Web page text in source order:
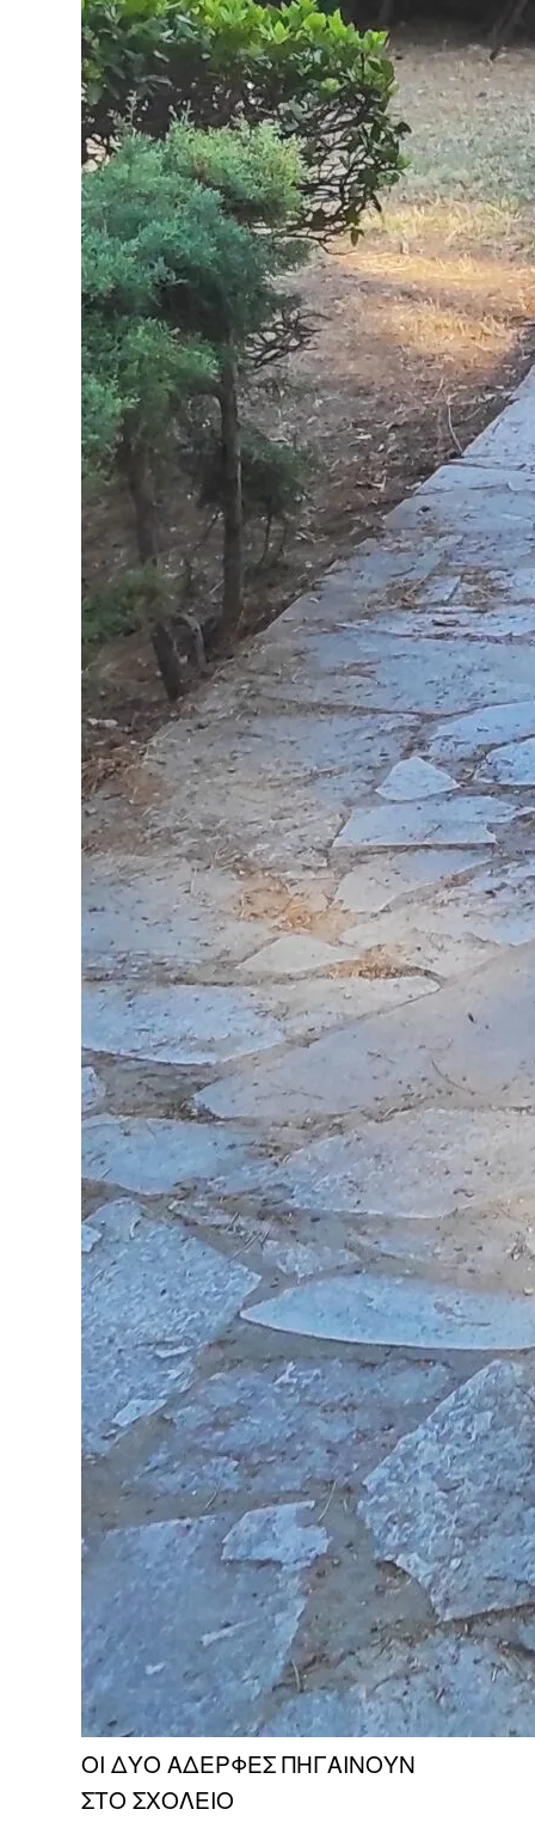
ΟΙ ΔΥΟ ΑΔΕΡΦΕΣ ΠΗΓΑΙΝΟΥΝ
ΣΤΟ ΣΧΟΛΕΙΟ